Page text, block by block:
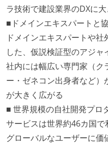
ラ技術で建設業界のDXに
■ドメインエキスパートと
ドメインエキスパートや
した、仮説検証型のアジャ
社内には幅広い専門家（ク
ー・ゼネコン出身者など
が大きく広がる
■ 世界規模の自社開発プロ
サービスは世界約46カ国で
グローバルなユーザーに価